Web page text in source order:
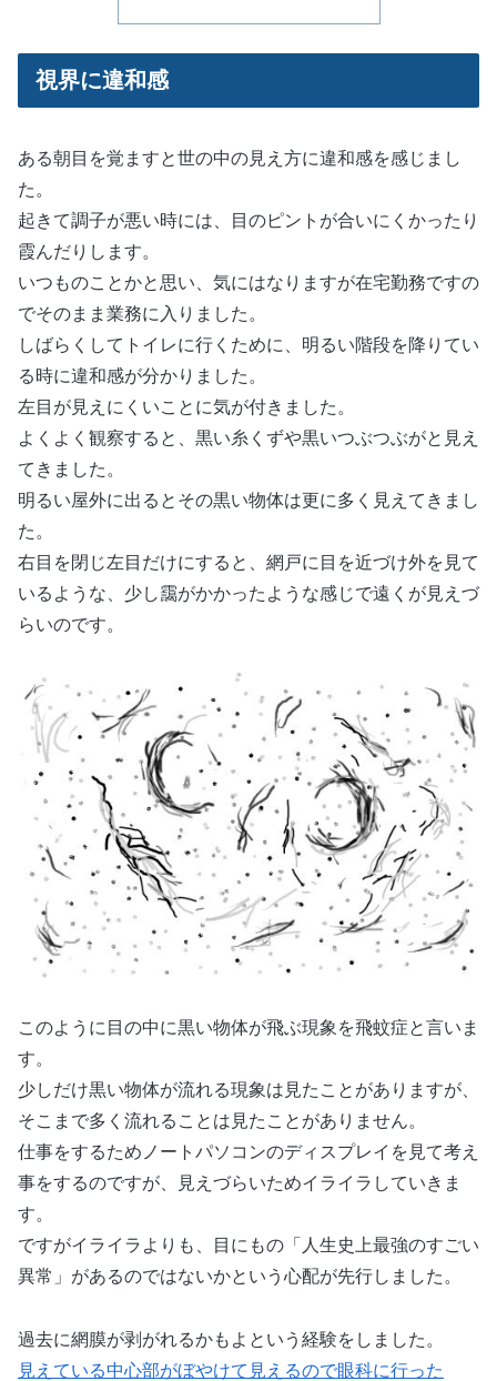
視界に違和感
ある朝目を覚ますと世の中の見え方に違和感を感じまし
た。
起きて調子が悪い時には、目のピントが合いにくかったり
霞んだりします。
いつものことかと思い、気にはなりますが在宅勤務ですの
でそのまま業務に入りました。
しばらくしてトイレに行くために、明るい階段を降りてい
る時に違和感が分かりました。
左目が見えにくいことに気が付きました。
よくよく観察すると、黒い糸くずや黒いつぶつぶがと見え
てきました。
明るい屋外に出るとその黒い物体は更に多く見えてきまし
た。
右目を閉じ左目だけにすると、網戸に目を近づけ外を見て
いるような、少し靄がかかったような感じで遠くが見えづ
らいのです。
このように目の中に黒い物体が飛ぶ現象を飛蚊症と言いま
す。
少しだけ黒い物体が流れる現象は見たことがありますが、
そこまで多く流れることは見たことがありません。
仕事をするためノートパソコンのディスプレイを見て考え
事をするのですが、見えづらいためイライラしていきま
す。
ですがイライラよりも、目にもの「人生史上最強のすごい
異常」があるのではないかという心配が先行しました。
過去に網膜が剥がれるかもよという経験をしました。
見えている中心部がぼやけて見えるので眼科に行った